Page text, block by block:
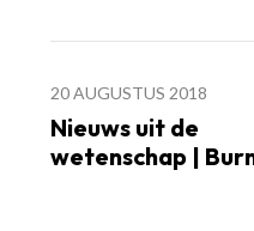
20 AUGUSTUS 2018
Nieuws uit de
wetenschap |